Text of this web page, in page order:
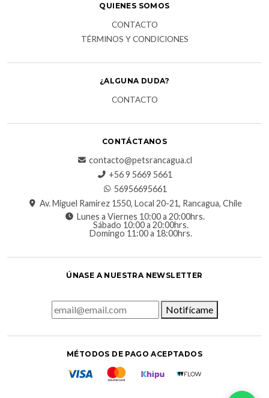
QUIENES SOMOS
CONTACTO
TÉRMINOS Y CONDICIONES
¿ALGUNA DUDA?
CONTACTO
CONTÁCTANOS
contacto@petsrancagua.cl
‪+56 9 5669 5661‬
56956695661‬
Av. Miguel Ramírez 1550, Local 20-21, Rancagua, Chile
Lunes a Viernes 10:00 a 20:00hrs.
Sábado 10:00 a 20:00hrs.
Domingo 11:00 a 18:00hrs.
ÚNASE A NUESTRA NEWSLETTER
Notifícame
MÉTODOS DE PAGO ACEPTADOS